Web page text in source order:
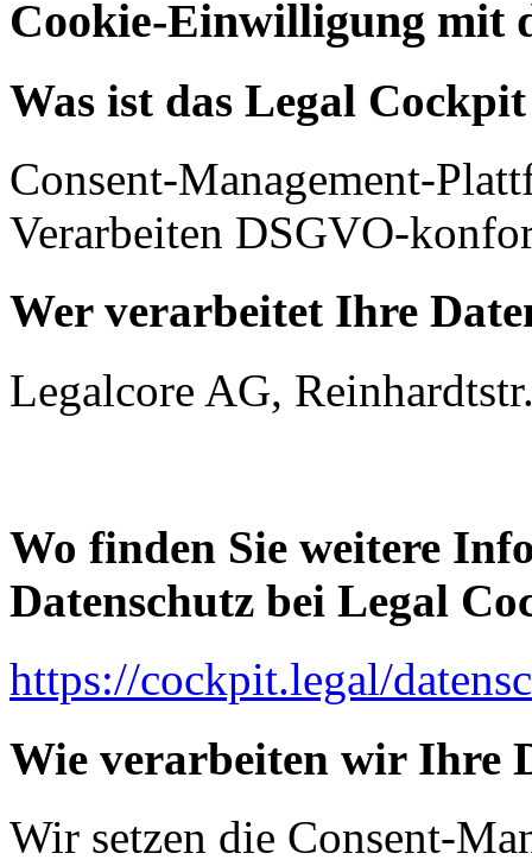
Cookie-Einwilligung mit
Was ist das Legal
Consent-Management-
Verarbeiten DSGVO-
Wer verarbeitet Ihre
Legalcore AG,
Wo finden Sie weitere
Datenschutz bei Legal
https://cockpit.legal/
Wie verarbeiten wir Ihre
Wir setzen die Consent-